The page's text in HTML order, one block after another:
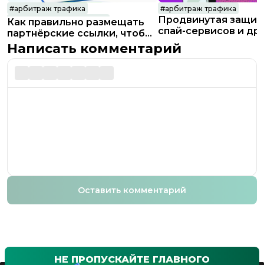
#арбитраж трафика
#партнерские программы
Как правильно размещать
партнёрские ссылки, чтобы
они реально работали
#арбитраж трафика
Продвинутая
спай-сервисов и
ботов
Написать комментарий
Оставить комментарий
НЕ ПРОПУСКАЙТЕ ГЛАВНОГО